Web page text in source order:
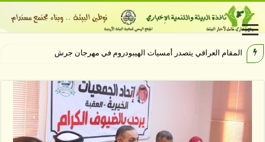
المقام العراقي يتصدر أمسيات الهيبودروم في مهرجان جرش